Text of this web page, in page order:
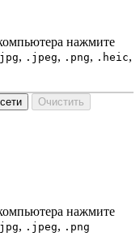
нажмите
, .jpeg, .png, .heic,
Очистить
нажмите
, .jpeg, .png